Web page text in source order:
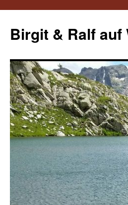
contenu
Birgit & Ralf